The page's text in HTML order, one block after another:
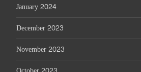
January 2024
December 2023
November 2023